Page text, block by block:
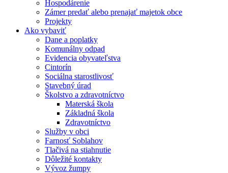
Hospodárenie
Zámer predať alebo prenajať majetok obce
Projekty
Ako vybaviť
Dane a poplatky
Komunálny odpad
Evidencia obyvateľstva
Cintorín
Sociálna starostlivosť
Stavebný úrad
Školstvo a zdravotníctvo
Materská škola
Základná škola
Zdravotníctvo
Služby v obci
Farnosť Soblahov
Tlačivá na stiahnutie
Dôležité kontakty
Vývoz žumpy